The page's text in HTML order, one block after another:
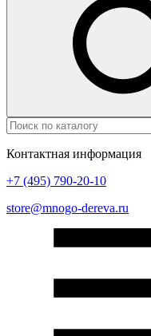
Контактная информация
+7 (495) 790-20-10
store@mnogo-dereva.ru